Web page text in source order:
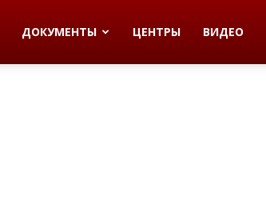
ДОКУМЕНТЫ ЦЕНТРЫ ВИДЕО